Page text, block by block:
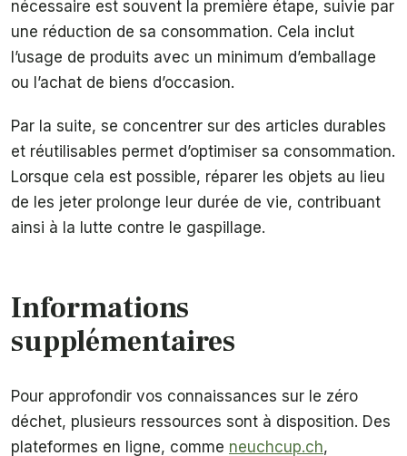
nécessaire est souvent la première étape, suivie par
une réduction de sa consommation. Cela inclut
l’usage de produits avec un minimum d’emballage
ou l’achat de biens d’occasion.
Par la suite, se concentrer sur des articles durables
et réutilisables permet d’optimiser sa consommation.
Lorsque cela est possible, réparer les objets au lieu
de les jeter prolonge leur durée de vie, contribuant
ainsi à la lutte contre le gaspillage.
Informations
supplémentaires
Pour approfondir vos connaissances sur le zéro
déchet, plusieurs ressources sont à disposition. Des
plateformes en ligne, comme neuchcup.ch,